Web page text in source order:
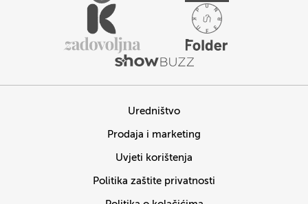
Uredništvo
Prodaja i marketing
Uvjeti korištenja
Politika zaštite privatnosti